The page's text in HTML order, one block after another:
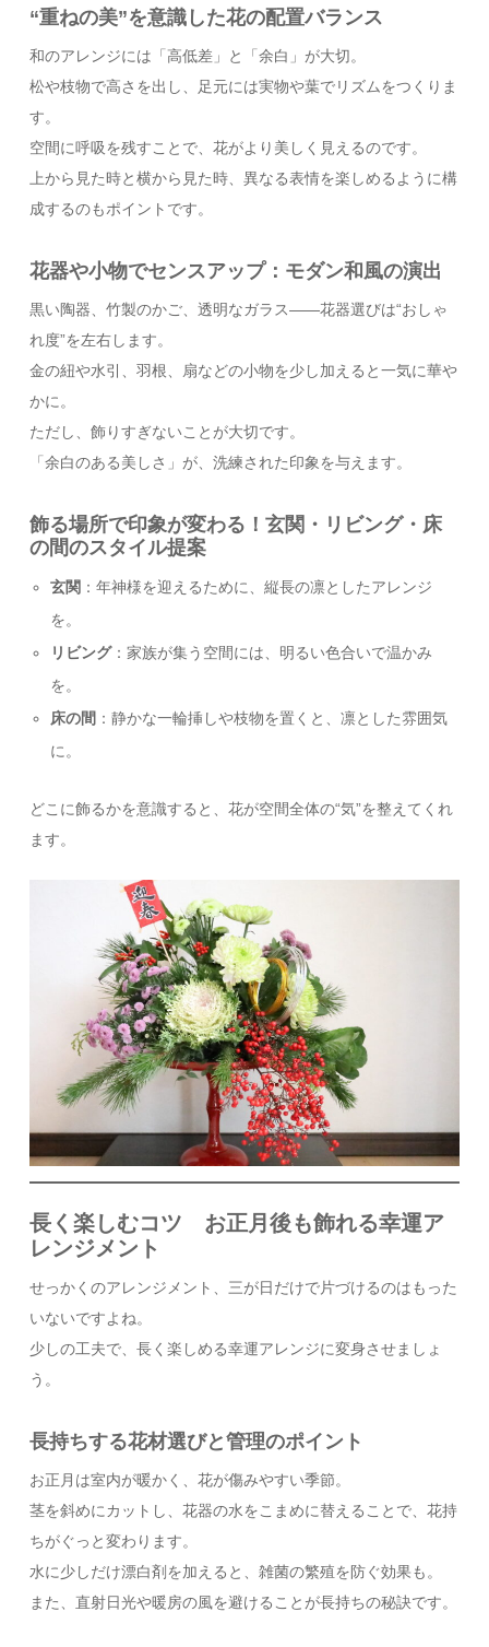
“重ねの美”を意識した花の配置バランス
和のアレンジには「高低差」と「余白」が大切。
松や枝物で高さを出し、足元には実物や葉でリズムをつくりま
す。
空間に呼吸を残すことで、花がより美しく見えるのです。
上から見た時と横から見た時、異なる表情を楽しめるように構
成するのもポイントです。
花器や小物でセンスアップ：モダン和風の演出
黒い陶器、竹製のかご、透明なガラス――花器選びは“おしゃ
れ度”を左右します。
金の紐や水引、羽根、扇などの小物を少し加えると一気に華や
かに。
ただし、飾りすぎないことが大切です。
「余白のある美しさ」が、洗練された印象を与えます。
飾る場所で印象が変わる！玄関・リビング・床
の間のスタイル提案
玄関 ：年神様を迎えるために、縦長の凛としたアレンジ
を。
リビング：家族が集う空間には、明るい色合いで温かみ
を。
床の間 ：静かな一輪挿しや枝物を置くと、凛とした雰囲気
に。
どこに飾るかを意識すると、花が空間全体の“気”を整えてくれ
ます。
長く楽しむコツ お正月後も飾れる幸運ア
レンジメント
せっかくのアレンジメント、三が日だけで片づけるのはもった
いないですよね。
少しの工夫で、長く楽しめる幸運アレンジに変身させましょ
う。
長持ちする花材選びと管理のポイント
お正月は室内が暖かく、花が傷みやすい季節。
茎を斜めにカットし、花器の水をこまめに替えることで、花持
ちがぐっと変わります。
水に少しだけ漂白剤を加えると、雑菌の繁殖を防ぐ効果も。
また、直射日光や暖房の風を避けることが長持ちの秘訣です。